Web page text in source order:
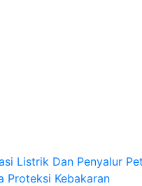
Listrik Dan Penyalur
Proteksi Kebakaran